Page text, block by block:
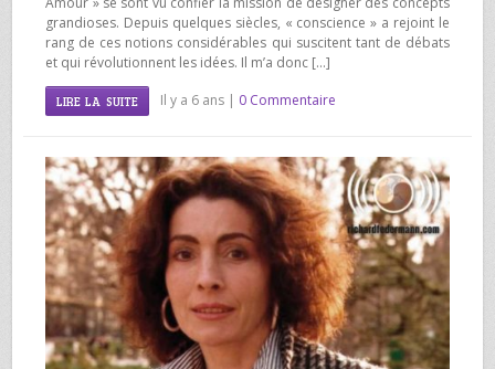
grandioses. Depuis quelques siècles, « conscience » a rejoint le
rang de ces notions considérables qui suscitent tant de débats
et qui révolutionnent les idées. Il m’a donc […]
LIRE LA SUITE Il y a 6 ans | 0 Commentaire